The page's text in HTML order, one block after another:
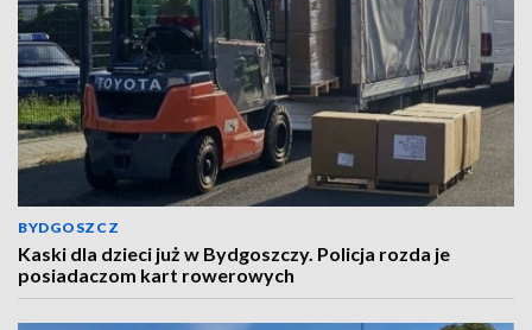
BYDGOSZCZ
Kaski dla dzieci już w Bydgoszczy. Policja rozda je
posiadaczom kart rowerowych